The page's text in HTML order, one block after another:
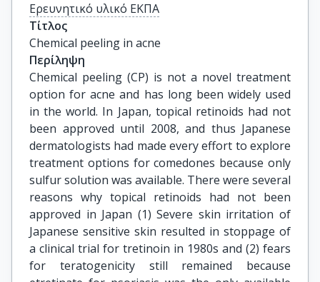
Ερευνητικό υλικό ΕΚΠΑ
Τίτλος
Chemical peeling in acne
Περίληψη
Chemical peeling (CP) is not a novel treatment
option for acne and has long been widely used
in the world. In Japan, topical retinoids had not
been approved until 2008, and thus Japanese
dermatologists had made every effort to explore
treatment options for comedones because only
sulfur solution was available. There were several
reasons why topical retinoids had not been
approved in Japan (1) Severe skin irritation of
Japanese sensitive skin resulted in stoppage of
a clinical trial for tretinoin in 1980s and (2) fears
for teratogenicity still remained because